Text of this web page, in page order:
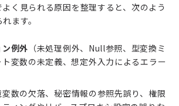
く見られる原因を整理すると、次のよう
ます。
例外 （未処理例外、Null参照、型変換ミ
変数の未定義、想定外入力によるエラー
変数の欠落、秘密情報の参照先誤り、権限